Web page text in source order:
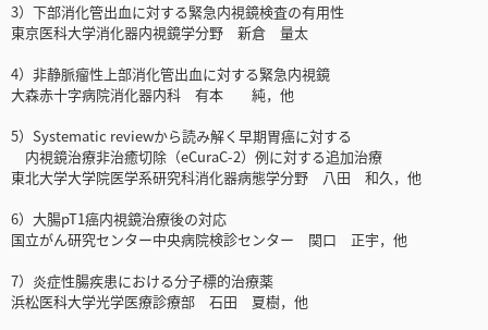
3）下部消化管出血に対する緊急内視鏡検査の有用性
東京医科大学消化器内視鏡学分野 新倉 量太
4）非静脈瘤性上部消化管出血に対する緊急内視鏡
大森赤十字病院消化器内科 有本 純，他
5）Systematic reviewから読み解く早期胃癌に対する
内視鏡治療非治癒切除（eCuraC-2）例に対する追加治療
東北大学大学院医学系研究科消化器病態学分野 八田 和久，他
6）大腸pT1癌内視鏡治療後の対応
国立がん研究センター中央病院検診センター 関口 正宇，他
7）炎症性腸疾患における分子標的治療薬
浜松医科大学光学医療診療部 石田 夏樹，他